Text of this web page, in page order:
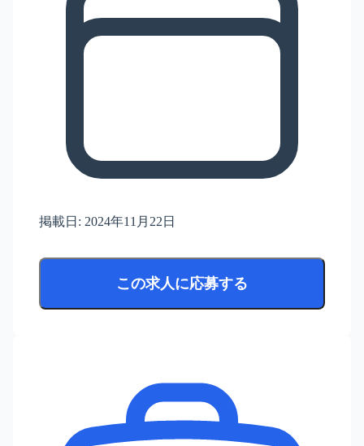
掲載日: 2024年11月22日
この求人に応募する